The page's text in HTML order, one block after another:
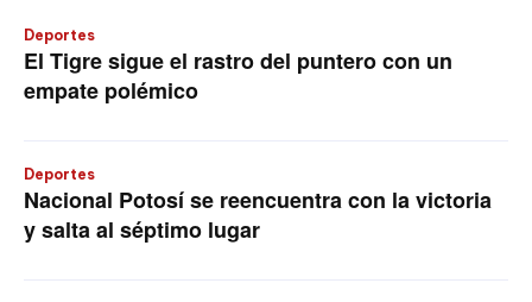
Deportes
El Tigre sigue el rastro del puntero con un
empate polémico
Deportes
Nacional Potosí se reencuentra con la victoria
y salta al séptimo lugar